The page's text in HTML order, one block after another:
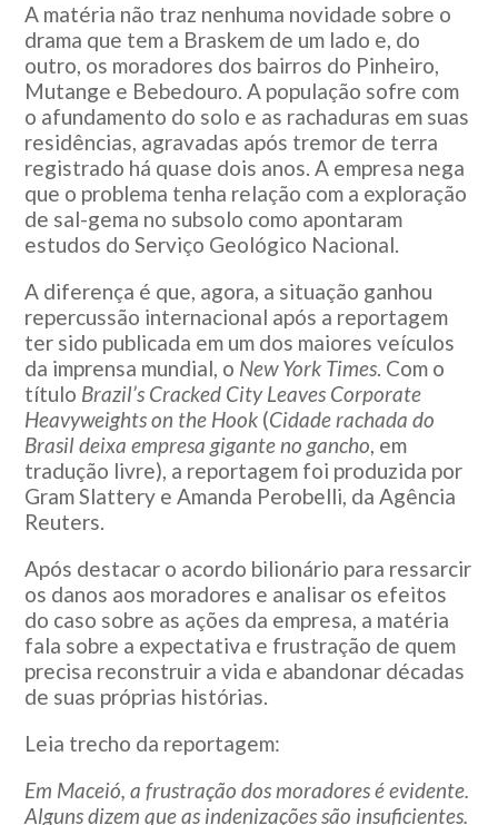
A matéria não traz nenhuma novidade sobre o
drama que tem a Braskem de um lado e, do
outro, os moradores dos bairros do Pinheiro,
Mutange e Bebedouro. A população sofre com
o afundamento do solo e as rachaduras em suas
residências, agravadas após tremor de terra
registrado há quase dois anos. A empresa nega
que o problema tenha relação com a exploração
de sal-gema no subsolo como apontaram
estudos do Serviço Geológico Nacional.
A diferença é que, agora, a situação ganhou
repercussão internacional após a reportagem
ter sido publicada em um dos maiores veículos
da imprensa mundial, o New York Times. Com o
título Brazil’s Cracked City Leaves Corporate
Heavyweights on the Hook (Cidade rachada do
Brasil deixa empresa gigante no gancho, em
tradução livre), a reportagem foi produzida por
Gram Slattery e Amanda Perobelli, da Agência
Reuters.
Após destacar o acordo bilionário para ressarcir
os danos aos moradores e analisar os efeitos
do caso sobre as ações da empresa, a matéria
fala sobre a expectativa e frustração de quem
precisa reconstruir a vida e abandonar décadas
de suas próprias histórias.
Leia trecho da reportagem:
Em Maceió, a frustração dos moradores é evidente.
Alguns dizem que as indenizações são insuficientes.